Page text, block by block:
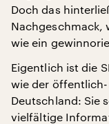
Doch das
Nachgeschmack,
wie ein
Eigentlich ist die
wie der
Deutschland: Sie
vielfältige